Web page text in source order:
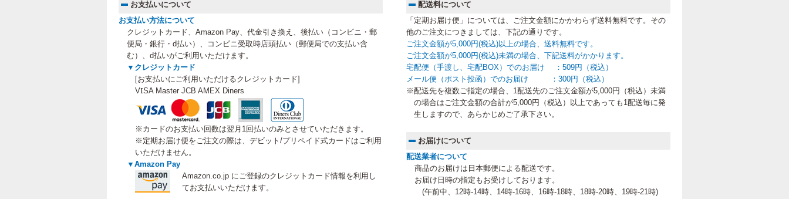
お支払いについて
お支払い方法について
クレジットカード、Amazon Pay、代金引き換え、後払い（コンビニ・郵
便局・銀行・d払い）、コンビニ受取時店頭払い（郵便局での支払い含
む）、 d払いがご利用いただけます。
▼クレジットカード
[お支払いにご利用いただけるクレジットカード]
VISA Master JCB AMEX Diners
※カードのお支払い回数は翌月1回払いのみとさせていただきます。
※定期お届け便をご注文の際は、デビット/プリペイド式カードはご利用
いただけません。
▼Amazon Pay
Amazon.co.jp にご登録のクレジットカード情報を利用し
てお支払いいただけます。
配送料について
「定期お届け便」については、ご注文金額にかかわらず送料無料です。その
他のご注文につきましては、下記の通りです。
ご注文金額が5,000円(税込)以上の場合、送料無料です。
ご注文金額が5,000円(税込)未満の場合、下記送料がかかります。
宅配便（手渡し、宅配BOX）でのお届け ：509円（税込）
メール便（ポスト投函）でのお届け ：300円（税込）
※配送先を複数ご指定の場合、1配送先のご注文金額が5,000円（税込）未満
の場合はご注文金額の合計が5,000円（税込）以上であっても1配送毎に発
生しますので、あらかじめご了承下さい。
お届けについて
配送業者について
商品のお届けは日本郵便による配送です。
お届け日時の指定もお受けしております。
(午前中、12時-14時、14時-16時、16時-18時、18時-20時、19時-21時)